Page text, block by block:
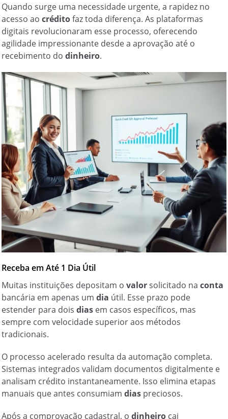
Quando surge uma necessidade urgente, a rapidez no
acesso aocréditofaz toda diferença. As plataformas
digitais revolucionaram esse processo, oferecendo
agilidade impressionante desde a aprovação até o
recebimento dodinheiro.
Receba em Até 1 Dia Útil
Muitas instituições depositam ovalorsolicitado naconta
bancária em apenas umdia útil. Esse prazo pode
estender para doisdias em casos específicos, mas
sempre com velocidade superior aos métodos
tradicionais.
O processo acelerado resulta da automação completa.
Sistemas integrados validam documentos digitalmente e
analisam crédito instantaneamente. Isso elimina etapas
manuais que antes consumiamdias preciosos.
Após a comprovação cadastral, odinheiro cai